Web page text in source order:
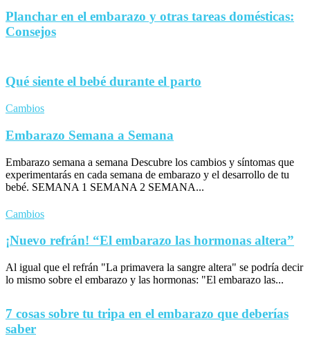
Planchar en el embarazo y otras tareas domésticas:
Consejos
Qué siente el bebé durante el parto
Cambios
Embarazo Semana a Semana
Embarazo semana a semana Descubre los cambios y síntomas que
experimentarás en cada semana de embarazo y el desarrollo de tu
bebé. SEMANA 1 SEMANA 2 SEMANA...
Cambios
¡Nuevo refrán! “El embarazo las hormonas altera”
Al igual que el refrán "La primavera la sangre altera" se podría decir
lo mismo sobre el embarazo y las hormonas: "El embarazo las...
7 cosas sobre tu tripa en el embarazo que deberías
saber